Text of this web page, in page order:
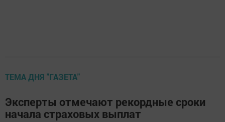
ТЕМА ДНЯ "ГАЗЕТА"
Эксперты отмечают рекордные сроки
начала страховых выплат